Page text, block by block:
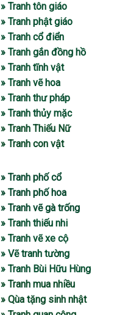
» Tranh tôn giáo
» Tranh phật giáo
» Tranh cổ điển
» Tranh gắn đồng hồ
» Tranh tĩnh vật
» Tranh vẽ hoa
» Tranh thư pháp
» Tranh thủy mặc
» Tranh Thiếu Nữ
» Tranh con vật
» Tranh phố cổ
» Tranh phố hoa
» Tranh vẽ gà trống
» Tranh thiếu nhi
» Tranh vẽ xe cộ
» Vẽ tranh tường
» Tranh Bùi Hữu Hùng
» Tranh mua nhiều
» Qùa tặng sinh nhật